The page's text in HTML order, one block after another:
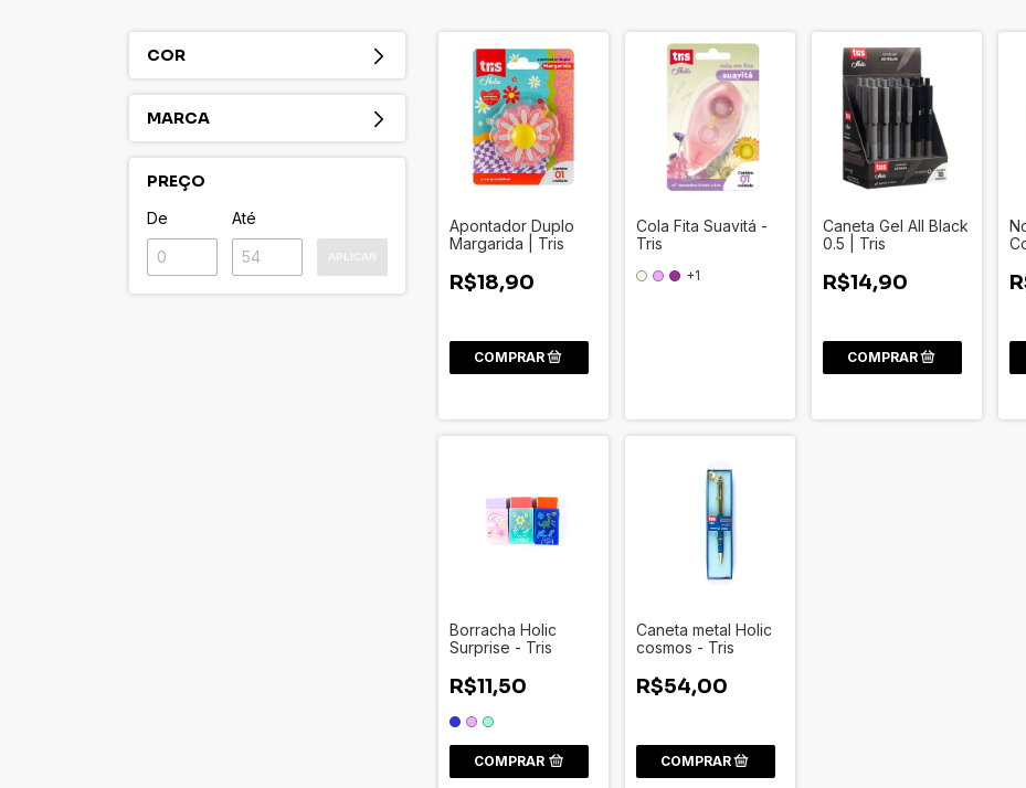
COR
MARCA
PREÇO
De Até
Apontador Duplo
Margarida | Tris
R$18,90
Cola Fita Suavitá -
Tris
+1
Caneta Gel All Black
0.5 | Tris
R$14,90
Borracha Holic
Surprise - Tris
R$11,50
COMPRAR
Caneta metal Holic
cosmos - Tris
R$54,00